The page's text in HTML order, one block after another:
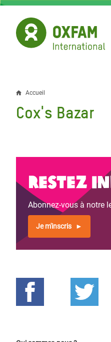
Aller
contenu
principal
Fil
d'Ariane
Accueil
Cox's Bazar
Restez
Abonnez-vous à notre
Je m'inscris